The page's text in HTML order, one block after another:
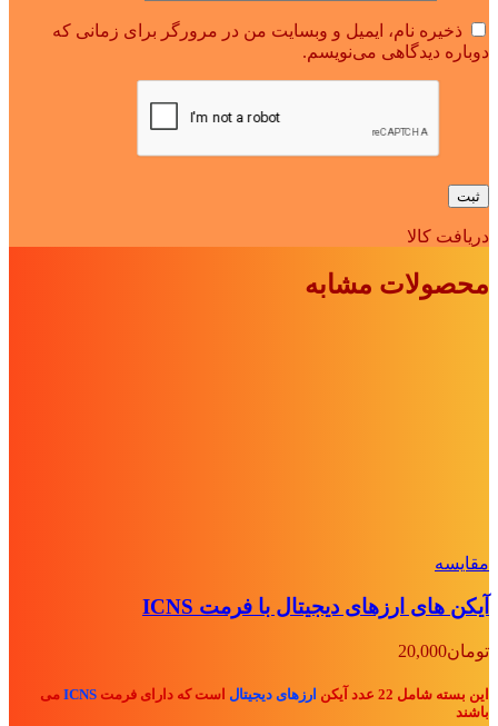
ذخیره نام، ایمیل و وبسایت من در مرورگر برای زمانی که
دوباره دیدگاهی می‌نویسم.
دریافت کالا
محصولات مشابه
مقايسه
آیکن های ارزهای دیجیتال با فرمت ICNS
تومان20,000
این بسته شامل 22 عدد آیکن ارزهای دیجیتال است که دارای فرمت ICNS می
باشند